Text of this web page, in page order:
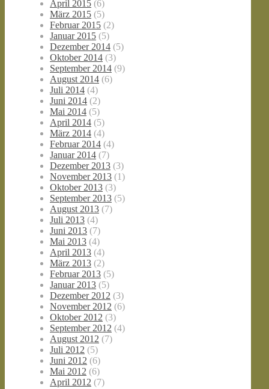
April 2015 (6)
März 2015 (5)
Februar 2015 (2)
Januar 2015 (5)
Dezember 2014 (5)
Oktober 2014 (3)
September 2014 (9)
August 2014 (6)
Juli 2014 (4)
Juni 2014 (2)
Mai 2014 (5)
April 2014 (5)
März 2014 (4)
Februar 2014 (4)
Januar 2014 (7)
Dezember 2013 (3)
November 2013 (1)
Oktober 2013 (3)
September 2013 (5)
August 2013 (7)
Juli 2013 (4)
Juni 2013 (7)
Mai 2013 (4)
April 2013 (4)
März 2013 (2)
Februar 2013 (5)
Januar 2013 (5)
Dezember 2012 (3)
November 2012 (6)
Oktober 2012 (3)
September 2012 (4)
August 2012 (7)
Juli 2012 (5)
Juni 2012 (6)
Mai 2012 (6)
April 2012 (7)